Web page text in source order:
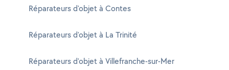
Réparateurs d'objet à Contes
Réparateurs d'objet à La Trinité
Réparateurs d'objet à Villefranche-sur-Mer